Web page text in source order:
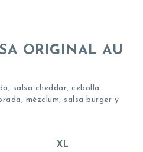
ORIGINAL AU
salsa cheddar, cebolla
mézclum, salsa burger y
XL